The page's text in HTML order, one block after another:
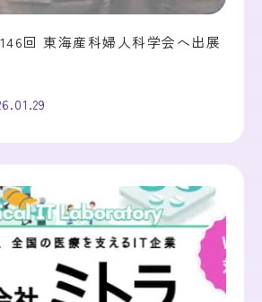
回 東海産科婦人科学会へ出展